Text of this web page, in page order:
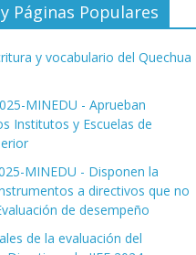
Páginas Populares
y vocabulario del Quechua
MINEDU - Aprueban
Institutos y Escuelas de
MINEDU - Disponen la
a directivos que no
de desempeño
de la evaluación del